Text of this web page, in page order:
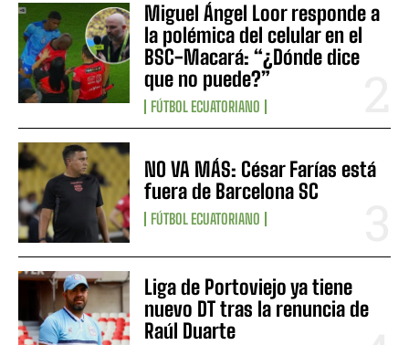
Miguel Ángel Loor responde a
la polémica del celular en el
BSC-Macará: “¿Dónde dice
que no puede?”
FÚTBOL ECUATORIANO
NO VA MÁS: César Farías está
fuera de Barcelona SC
FÚTBOL ECUATORIANO
Liga de Portoviejo ya tiene
nuevo DT tras la renuncia de
Raúl Duarte